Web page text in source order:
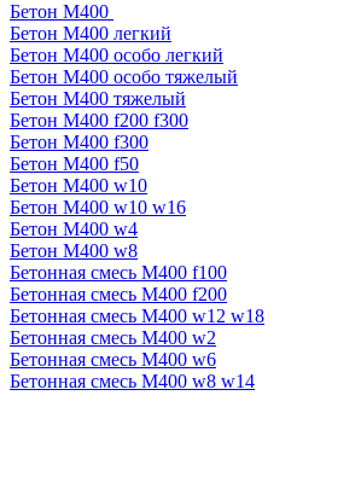
Бетон М400
Бетон М400 легкий
Бетон М400 особо легкий
Бетон М400 особо тяжелый
Бетон М400 тяжелый
Бетон М400 f200 f300
Бетон М400 f300
Бетон М400 f50
Бетон М400 w10
Бетон М400 w10 w16
Бетон М400 w4
Бетон М400 w8
Бетонная смесь М400 f100
Бетонная смесь М400 f200
Бетонная смесь М400 w12 w18
Бетонная смесь М400 w2
Бетонная смесь М400 w6
Бетонная смесь М400 w8 w14